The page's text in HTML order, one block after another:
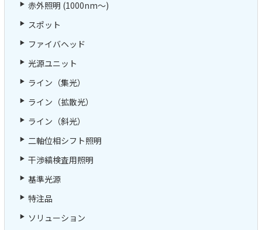
赤外照明 (1000nm～)
スポット
ファイバヘッド
光源ユニット
ライン（集光）
ライン（拡散光）
ライン（斜光）
二軸位相シフト照明
干渉縞検査用照明
基準光源
特注品
ソリューション